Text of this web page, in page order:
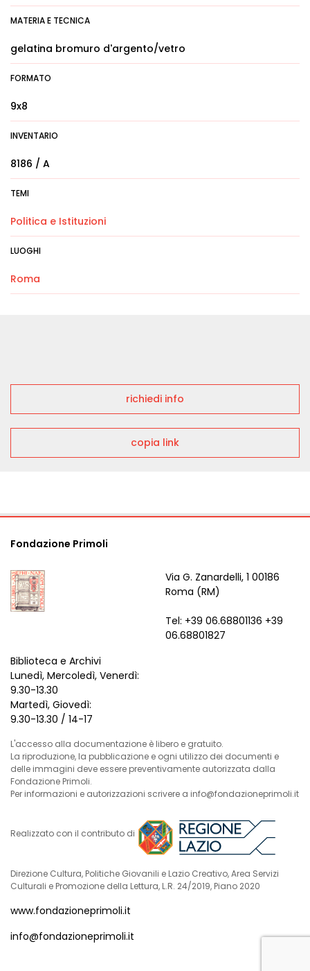
MATERIA E TECNICA
gelatina bromuro d'argento/vetro
FORMATO
9x8
INVENTARIO
8186 / A
TEMI
Politica e Istituzioni
LUOGHI
Roma
richiedi info
copia link
Fondazione Primoli
Via G. Zanardelli, 1 00186
Roma (RM)
Tel: +39 06.68801136 +39
06.68801827
Biblioteca e Archivi
Lunedì, Mercoledì, Venerdì:
9.30-13.30
Martedì, Giovedì:
9.30-13.30 / 14-17
L'accesso alla documentazione è libero e gratuito.
La riproduzione, la pubblicazione e ogni utilizzo dei documenti e
delle immagini deve essere preventivamente autorizzata dalla
Fondazione Primoli.
Per informazioni e autorizzazioni scrivere a info@fondazioneprimoli.it
Realizzato con il contributo di
Direzione Cultura, Politiche Giovanili e Lazio Creativo, Area Servizi
Culturali e Promozione della Lettura, L.R. 24/2019, Piano 2020
www.fondazioneprimoli.it
info@fondazioneprimoli.it